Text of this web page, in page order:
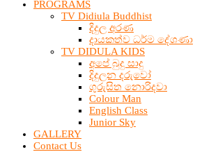
PROGRAMS
TV Didiula Buddhist
දිදුල අරණ
දායකත්ව ධර්ම දේශණා
TV DIDULA KIDS
අපේ බුදු සාදු
දිදුලන දරුවෝ
ගුරුසිත නොරිදවා
Colour Man
English Class
Junior Sky
GALLERY
Contact Us